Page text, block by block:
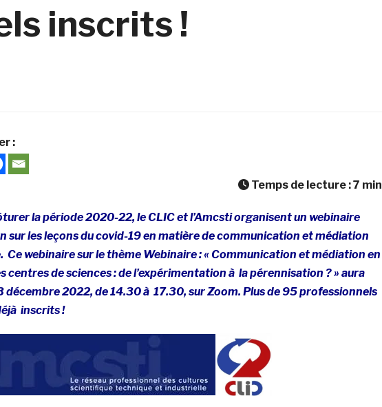
inscrits !
:
Temps de lecture :7 min
la période 2020-22, le CLIC et l’Amcsti organisent un webinaire
sur les leçons du covid-19 en matière de communication et médiation
Ce webinaire sur le thème Webinaire : « Communication et médiation en
centres de sciences : de l’expérimentation à la pérennisation ? » aura
décembre 2022, de 14.30 à 17.30, sur Zoom. Plus de 95 professionnels
inscrits !